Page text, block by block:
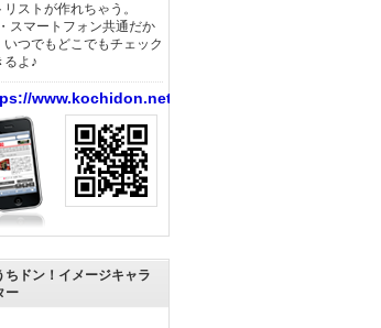
リストが作れちゃう。
スマートフォン共通だか
いつでもどこでもチェック
るよ♪
www.kochidon.net/
ちドン！イメージキャラ
ー